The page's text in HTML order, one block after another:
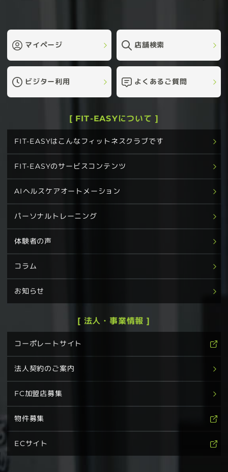
マイページ 店舗検索
ビジター利用 よくあるご質問
[ FIT-EASYについて ]
FIT-EASYはこんなフィットネスクラブです
FIT-EASYのサービスコンテンツ
AIヘルスケアオートメーション
パーソナルトレーニング
体験者の声
コラム
お知らせ
[ 法人・事業情報 ]
コーポレートサイト
法人契約のご案内
FC加盟店募集
物件募集
ECサイト